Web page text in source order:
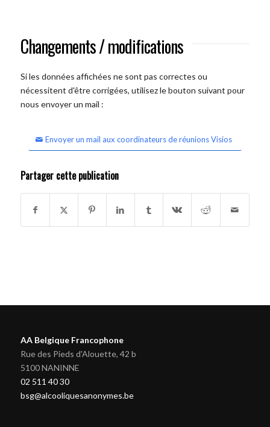
Changements / modifications
Si les données affichées ne sont pas correctes ou
nécessitent d'être corrigées, utilisez le bouton suivant pour
nous envoyer un mail :
Envoyer un mail aux coordinateurs de réunions Visios
Partager cette publication
AA Belgique Francophone
Rue des Pieds d'Alouette, 42 b
5100 NANINNE
02 511 40 30
bsg@alcooliquesanonymes.be